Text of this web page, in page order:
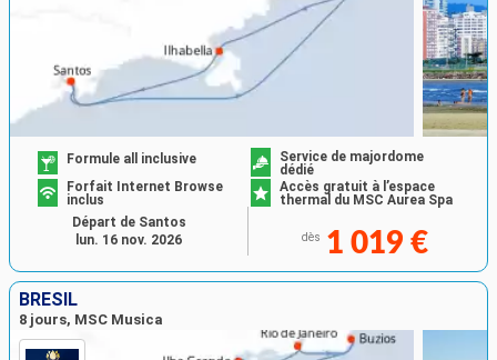
Formule all inclusive
Service de majordome
dédié
Forfait Internet Browse
inclus
Accès gratuit à l’espace
thermal du MSC Aurea Spa
dès 1 019 €
Départ de Santos
lun. 16 nov. 2026
BRÉSIL
8 jours, MSC Musica